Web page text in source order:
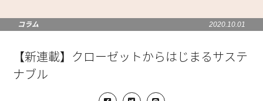
コラム 2020.10.01
【新連載】クローゼットからはじまるサステ
ナブル